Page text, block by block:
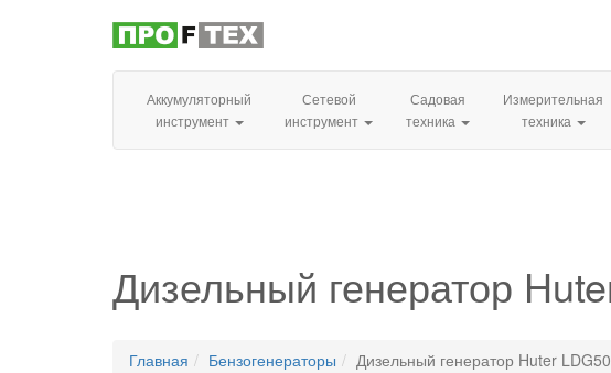
Аккумуляторный
инструмент
Сетевой
инструмент
Садовая
техника
Измерительная
техника
Дизельный генератор
Главная Бензогенераторы Дизельный генератор Huter